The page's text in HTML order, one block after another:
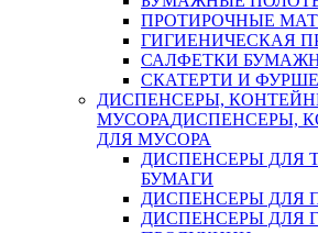
ПРОТИРОЧНЫЕ
ГИГИЕНИЧЕСКАЯ
САЛФЕТКИ
СКАТЕРТИ И
ДИСПЕНСЕРЫ,
МУСОРАДИСПЕНСЕРЫ,
ДЛЯ МУСОРА
ДИСПЕНСЕРЫ ДЛЯ
БУМАГИ
ДИСПЕНСЕРЫ ДЛЯ
ДИСПЕНСЕРЫ ДЛЯ